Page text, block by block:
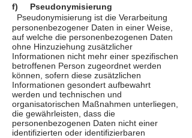
f) Pseudonymisierung
Pseudonymisierung ist die Verarbeitung
personenbezogener Daten in einer Weise,
auf welche die personenbezogenen Daten
ohne Hinzuziehung zusätzlicher
Informationen nicht mehr einer spezifischen
betroffenen Person zugeordnet werden
können, sofern diese zusätzlichen
Informationen gesondert aufbewahrt
werden und technischen und
organisatorischen Maßnahmen unterliegen,
die gewährleisten, dass die
personenbezogenen Daten nicht einer
identifizierten oder identifizierbaren